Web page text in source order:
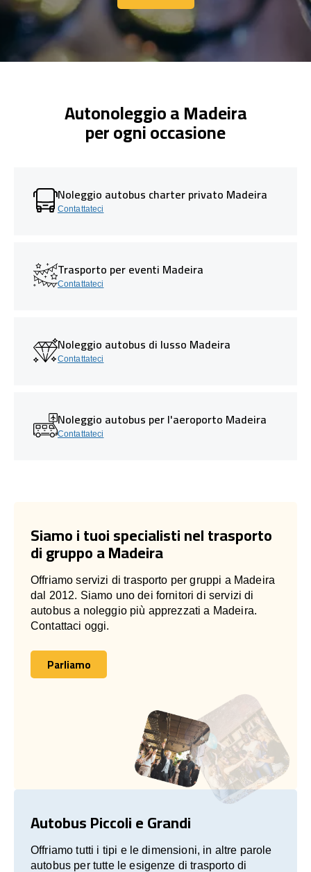
Contattaci
Autonoleggio a Madeira
per ogni occasione
Noleggio autobus charter privato Madeira
Contattateci
Trasporto per eventi Madeira
Contattateci
Noleggio autobus di lusso Madeira
Contattateci
Noleggio autobus per l'aeroporto Madeira
Contattateci
Siamo i tuoi specialisti nel trasporto
di gruppo a Madeira
Offriamo servizi di trasporto per gruppi a Madeira
dal 2012. Siamo uno dei fornitori di servizi di
autobus a noleggio più apprezzati a Madeira.
Contattaci oggi.
Parliamo
Parliamo
Autobus Piccoli e Grandi
Offriamo tutti i tipi e le dimensioni, in altre parole
autobus per tutte le esigenze di trasporto di